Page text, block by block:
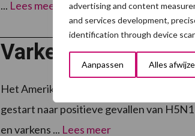
advertising and content
and services development,
identification through device
Aanpassen Alles
... Lees meer
Varken besmet
Het Amerikaanse ministerie van
gestart naar positieve gevallen van
en varkens ... Lees meer